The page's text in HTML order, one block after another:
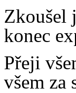
Zkoušel
konec
Přeji
všem za